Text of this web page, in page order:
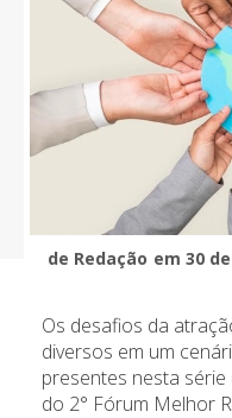
de Redação em 30
Os desafios da
diversos em um
presentes nesta
do 2° Fórum Melhor